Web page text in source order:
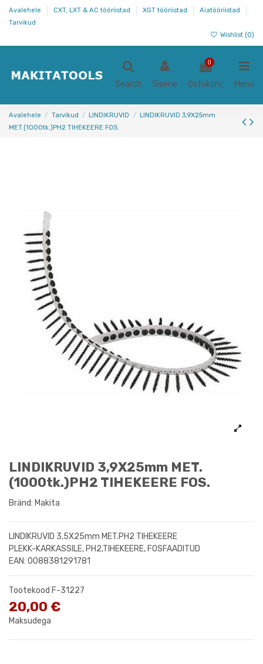
Avalehele CXT, LXT & AC tööriistad XGT tööriistad
Aiatööriistad
Tarvikud
Wishlist (0)
Search Sisene
0
Ostukorv: Menu
Avalehele Tarvikud LINDIKRUVID
LINDIKRUVID 3,9X25mm
MET.(1000tk.)PH2 TIHEKEERE FOS.
LINDIKRUVID 3,9X25mm MET.
(1000tk.)PH2 TIHEKEERE FOS.
Bränd: Makita
LINDIKRUVID 3,5X25mm MET.PH2 TIHEKEERE
PLEKK-KARKASSILE, PH2,TIHEKEERE, FOSFAADITUD
EAN: 0088381291781
Tootekood F-31227
20,00 €
Maksudega